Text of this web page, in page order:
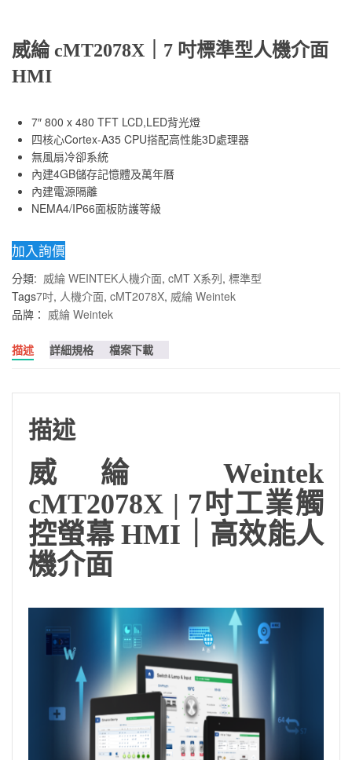
威綸 cMT2078X｜7 吋標準型人機介面
HMI
7″ 800 x 480 TFT LCD,LED背光燈
四核心Cortex-A35 CPU搭配高性能3D處理器
無風扇冷卻系統
內建4GB儲存記憶體及萬年曆
內建電源隔離
NEMA4/IP66面板防護等級
加入詢價
分類: 威綸 WEINTEK人機介面, cMT X系列, 標準型
Tags7吋, 人機介面, cMT2078X, 威綸 Weintek
品牌： 威綸 Weintek
描述 詳細規格 檔案下載
描述
威綸 Weintek
cMT2078X | 7吋工業觸
控螢幕 HMI｜高效能人
機介面